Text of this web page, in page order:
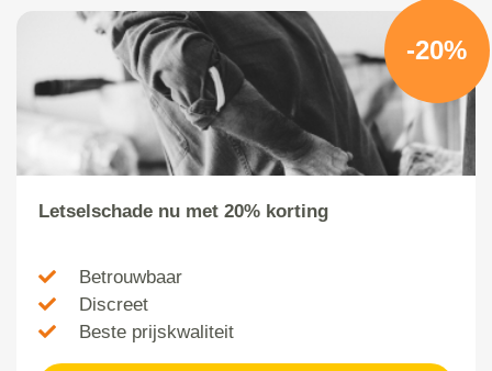
-20%
Letselschade nu met 20% korting
Betrouwbaar
Discreet
Beste prijskwaliteit